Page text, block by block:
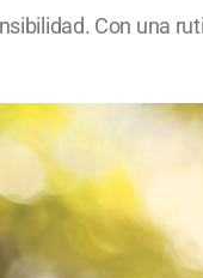
Con una